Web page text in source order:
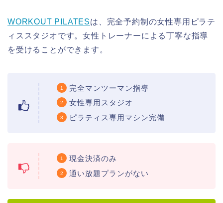
WORKOUT PILATESは、完全予約制の女性専用ピラテ
ィススタジオです。女性トレーナーによる丁寧な指導
を受けることができます。
完全マンツーマン指導
女性専用スタジオ
ピラティス専用マシン完備
現金決済のみ
通い放題プランがない